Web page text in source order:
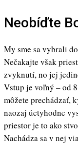
Neobíďte
My sme sa vybrali
Nečakajte však
zvyknutí, no jej
Vstup je voľný – od
môžete prechádzať,
naozaj úctyhodne
priestor je to ako
Nachádza sa v nej